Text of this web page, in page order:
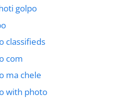
golpo
classifieds
com
ma chele
with photo